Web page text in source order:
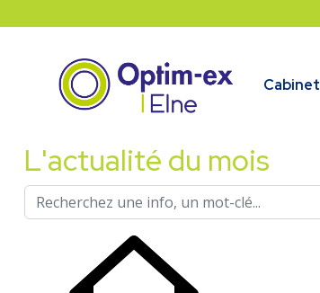
Cabinet
L'actualité du mois